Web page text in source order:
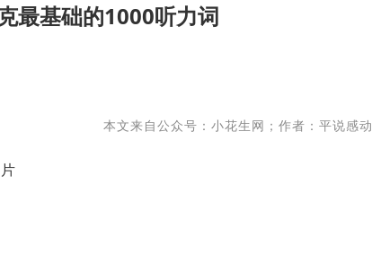
最基础的1000听力词
本文来自公众号：小花生网；作者：平说感动